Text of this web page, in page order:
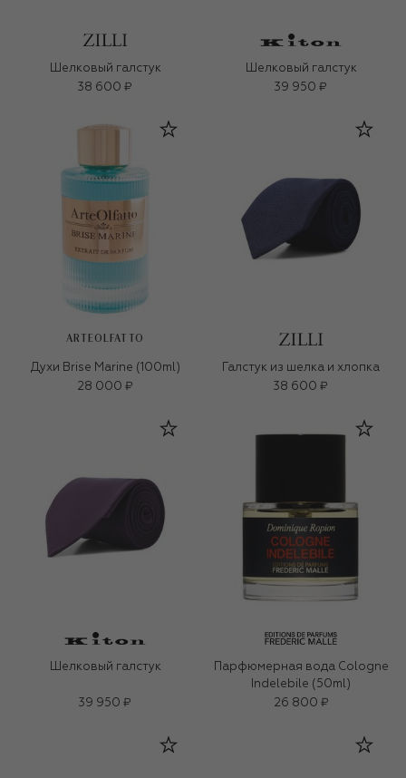
Шелковый галстук
38 600 ₽
Шелковый галстук
39 950 ₽
ARTEOLFATTO
Духи Brise Marine (100ml)
28 000 ₽
Галстук из шелка и хлопка
38 600 ₽
Шелковый галстук
39 950 ₽
Парфюмерная вода Cologne
Indelebile (50ml)
26 800 ₽